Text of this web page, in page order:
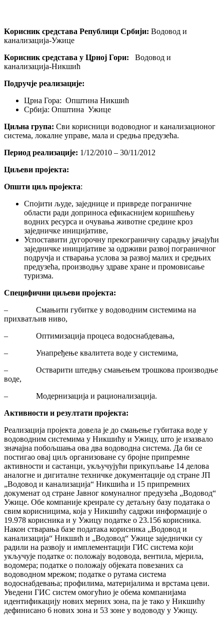
Kорисник средстава Републици Србији: Водовод и
канализација-Ужице
Kорисник средстава у Црној Гори: Водовод и
канализација-Никшић
Подручје реализације:
Црна Гора: Општина Никшић
Србија: Општина Ужице
Циљна група: Сви корисници водоводног и канализационог
система, локалне управе, мала и средња предузећа.
Период реализације: 1/12/2010 – 30/11/2012
Циљеви пројекта:
Општи циљ пројекта:
Спојити људе, заједнице и привреде пограничне
области ради доприноса ефикаснијем коришћењу
водних ресурса и очувања животне средине кроз
заједничке иницијативе,
Успоставити дугорочну прекограничну сарадњу јачајући
заједничке иницијативе за одрживи развој пограничног
подручја и стварања услова за развој малих и средњих
предузећа, производњу здраве хране и промовисање
туризма.
Специфични циљеви пројекта:
– Смањити губитке у водоводним системима на
прихватљив ниво,
– Оптимизација процеса водоснабдевања,
– Унапређење квалитета воде у системима,
– Остварити штедњу смањењем трошкова производње
воде,
– Модернизација и рационализација.
Активности и резултати пројекта:
Реализација пројекта довела је до смањење губитака воде у
водоводним системима у Никшићу и Ужицу, што је изазвало
значајна побољшања ова два водоводна система. Да би се
постигао овај циљ организоване су бројне припремне
активности и састанци, укључујући прикупљање 14 делова
аналогне и дигиталне техничке документације од стране ЈП
„Водовод и канализација“ Никшића и 15 припремних
докуменат од стране Јавног комуналног предузећа „Водовод“
Ужице. Обе компаније креирале су детаљну базу података о
свим корисницима, која у Никшићу садржи информације о
19.978 корисника и у Ужицу податке о 23.156 корисника.
Након стварања базе података корисника „Водовод и
канализација“ Никшић и „Водовод“ Ужице заједнички су
радили на развоју и имплементацији ГИС система који
укључује податке о: положају водовода, вентила, мјерила,
водомера; податке о положају објеката повезаних са
водоводном мрежом; податке о рутама система
водоснабдевања; профилима, материјалима и врстама цеви.
Уведени ГИС систем омогућио је обема компанијама
идентификацију нових мерних зона, па је тако у Никшићу
дефинисано 6 нових зона и 53 зоне у водоводу у Ужицу.